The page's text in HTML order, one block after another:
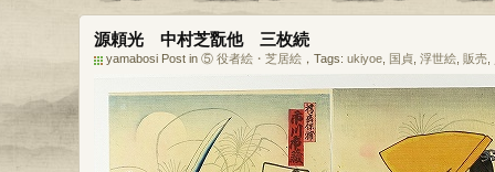
源頼光 中村芝翫他 三枚続
yamabosi Post in ⑤ 役者絵・芝居絵 ，Tags: ukiyoe 国貞 浮世絵 販売